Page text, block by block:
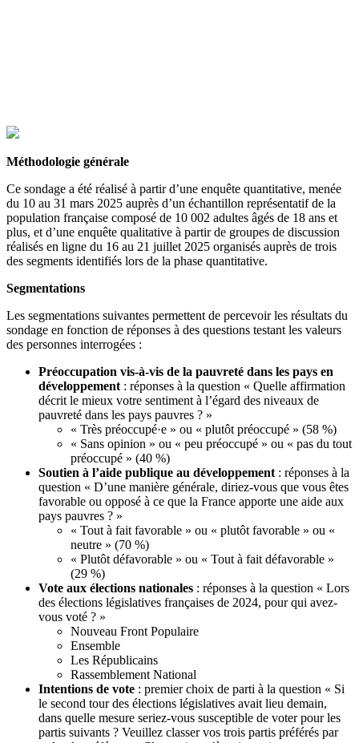
Méthodologie générale
Ce sondage a été réalisé à partir d’une enquête quantitative, menée
du 10 au 31 mars 2025 auprès d’un échantillon représentatif de la
population française composé de 10 002 adultes âgés de 18 ans et
plus, et d’une enquête qualitative à partir de groupes de discussion
réalisés en ligne du 16 au 21 juillet 2025 organisés auprès de trois
des segments identifiés lors de la phase quantitative.
Segmentations
Les segmentations suivantes permettent de percevoir les résultats du
sondage en fonction de réponses à des questions testant les valeurs
des personnes interrogées :
Préoccupation vis-à-vis de la pauvreté dans les pays en
développement : réponses à la question « Quelle affirmation
décrit le mieux votre sentiment à l’égard des niveaux de
pauvreté dans les pays pauvres ? »
« Très préoccupé·e » ou « plutôt préoccupé » (58 %)
« Sans opinion » ou « peu préoccupé » ou « pas du tout
préoccupé » (40 %)
Soutien à l’aide publique au développement : réponses à la
question « D’une manière générale, diriez-vous que vous êtes
favorable ou opposé à ce que la France apporte une aide aux
pays pauvres ? »
« Tout à fait favorable » ou « plutôt favorable » ou «
neutre » (70 %)
« Plutôt défavorable » ou « Tout à fait défavorable »
(29 %)
Vote aux élections nationales : réponses à la question « Lors
des élections législatives françaises de 2024, pour qui avez-
vous voté ? »
Nouveau Front Populaire
Ensemble
Les Républicains
Rassemblement National
Intentions de vote : premier choix de parti à la question « Si
le second tour des élections législatives avait lieu demain,
dans quelle mesure seriez-vous susceptible de voter pour les
partis suivants ? Veuillez classer vos trois partis préférés par